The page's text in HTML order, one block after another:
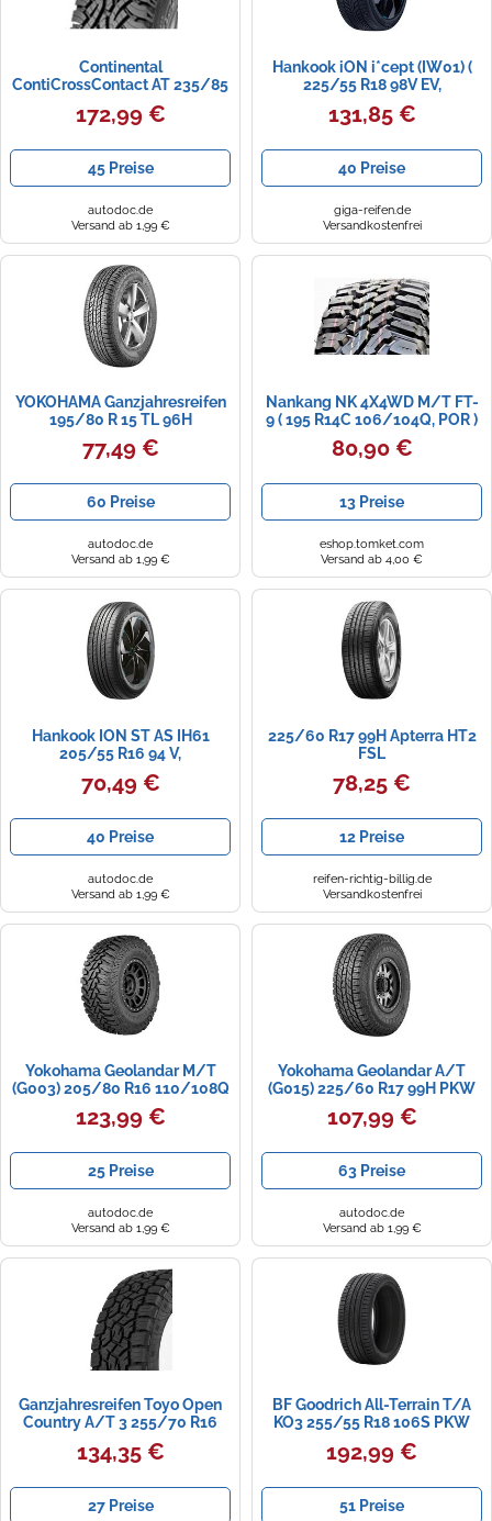
Continental
ContiCrossContact AT 235/85
R16 114/111 Q C
172,99 €
45 Preise
autodoc.de
Versand ab 1,99 €
Hankook iON i*cept (IW01) (
225/55 R18 98V EV,
SoundAbsorber )
131,85 €
40 Preise
giga-reifen.de
Versandkostenfrei
YOKOHAMA Ganzjahresreifen
195/80 R 15 TL 96H
GEOLANDAR A/T (G015) RPB
M+S 3PMSF
77,49 €
60 Preise
autodoc.de
Versand ab 1,99 €
Nankang NK 4X4WD M/T FT-
9 ( 195 R14C 106/104Q, POR )
80,90 €
13 Preise
eshop.tomket.com
Versand ab 4,00 €
Hankook ION ST AS IH61
205/55 R16 94 V,
Sommerreifen
70,49 €
40 Preise
autodoc.de
Versand ab 1,99 €
225/60 R17 99H Apterra HT2
FSL
78,25 €
12 Preise
reifen-richtig-billig.de
Versandkostenfrei
Yokohama Geolandar M/T
(G003) 205/80 R16 110/108Q
PKW Sommerreifen Reifen
MITSUBISHI: L200 III Pickup,
123,99 €
25 Preise
autodoc.de
Versand ab 1,99 €
Yokohama Geolandar A/T
(G015) 225/60 R17 99H PKW
Ganzjahresreifen Reifen BMW:
X3, X1, 7, AUDI: A6 C8 Avant,
Tucson, ix35
107,99 €
63 Preise
autodoc.de
Versand ab 1,99 €
Ganzjahresreifen Toyo Open
Country A/T 3 255/70 R16
111T id70880
134,35 €
27 Preise
BF Goodrich All-Terrain T/A
KO3 255/55 R18 106S PKW
Ganzjahresreifen Reifen
404657
192,99 €
51 Preise